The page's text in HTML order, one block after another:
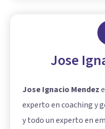
Jose
Jose Ignacio Mendez
experto en coaching y
y todo un experto en